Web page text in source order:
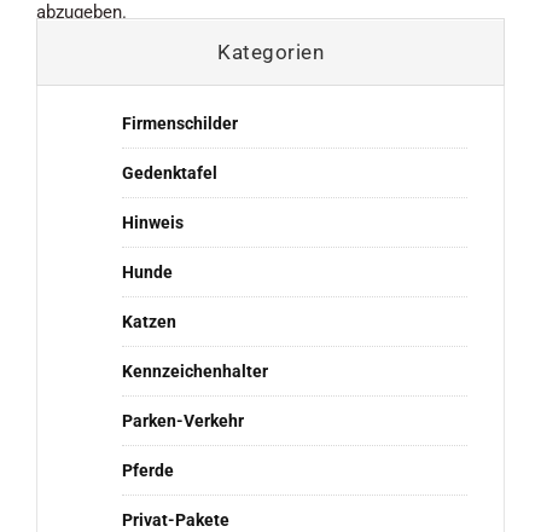
abzugeben.
Kategorien
Firmenschilder
Gedenktafel
Hinweis
Hunde
Katzen
Kennzeichenhalter
Parken-Verkehr
Pferde
Privat-Pakete